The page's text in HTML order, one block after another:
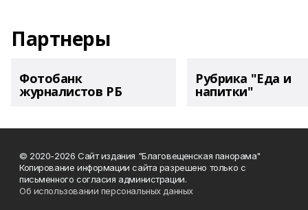
Партнеры
Фотобанк
журналистов РБ
Рубрика "Еда и
напитки"
© 2020-2026 Сайт издания "Благовещенская панорама"
Копирование информации сайта разрешено только с
письменного согласия администрации.
Об использовании персональных данных